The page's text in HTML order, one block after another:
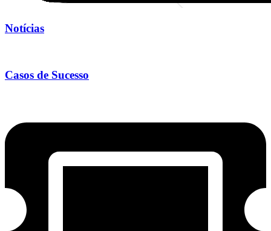
Notícias
Casos de Sucesso